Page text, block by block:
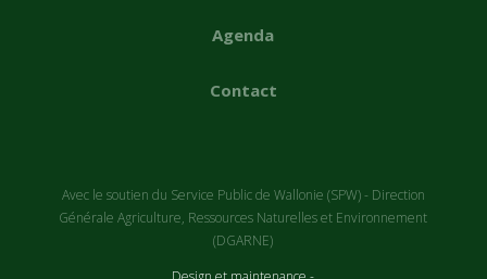
Agenda
Contact
Avec le soutien du Service Public de Wallonie (SPW) - Direction
Générale Agriculture, Ressources Naturelles et Environnement
(DGARNE)